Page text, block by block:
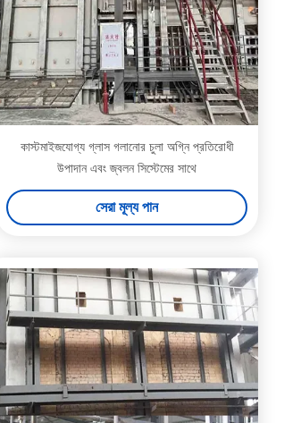
কাস্টমাইজযোগ্য গ্লাস গলানোর চুলা অগ্নি প্রতিরোধী
উপাদান এবং জ্বলন সিস্টেমের সাথে
সেরা মূল্য পান